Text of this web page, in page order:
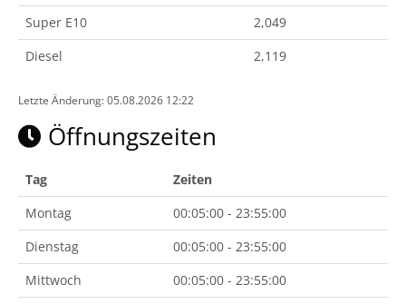
Super E10
2,049
Diesel
2,119
Letzte Änderung: 05.08.2026 12:22
Öffnungszeiten
Tag
Zeiten
Montag
00:05:00 - 23:55:00
Dienstag
00:05:00 - 23:55:00
Mittwoch
00:05:00 - 23:55:00